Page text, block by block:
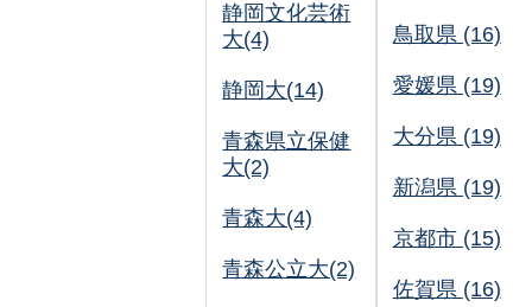
静岡文化芸術
大(4)
静岡大(14)
青森県立保健
大(2)
青森大(4)
青森公立大(2)
鳥取県 (16)
愛媛県 (19)
大分県 (19)
新潟県 (19)
京都市 (15)
佐賀県 (16)